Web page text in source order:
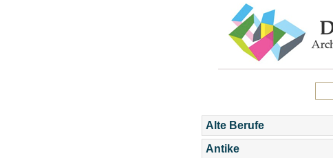
Alte Berufe
Antike